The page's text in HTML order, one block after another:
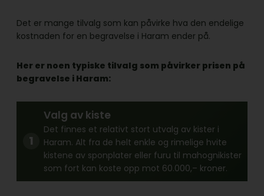
Det er mange tilvalg som kan påvirke hva den endelige
kostnaden for en begravelse i Haram ender på.
Her er noen typiske tilvalg som påvirker prisen på
begravelse i Haram:
Valg av kiste
Det finnes et relativt stort utvalg av kister i
Haram. Alt fra de helt enkle og rimelige hvite
kistene av sponplater eller furu til mahognikister
som fort kan koste opp mot 60.000,– kroner.